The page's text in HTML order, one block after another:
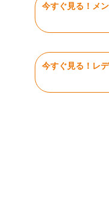
今すぐ見る！メ
今すぐ見る！レ